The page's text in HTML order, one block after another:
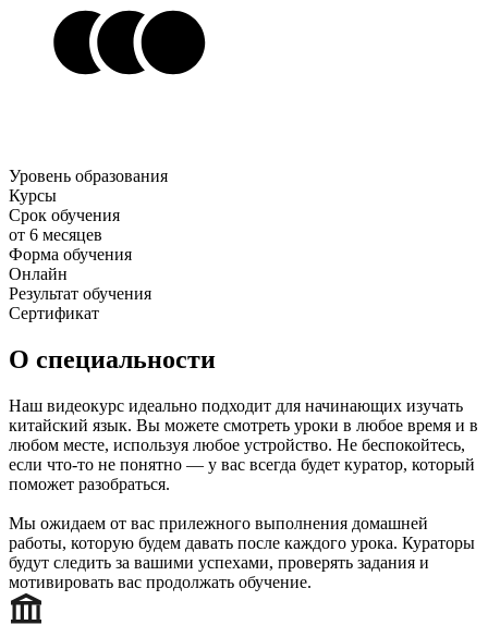
Уровень образования
Курсы
Срок обучения
от 6 месяцев
Форма обучения
Онлайн
Результат обучения
Сертификат
О специальности
Наш видеокурс идеально подходит для начинающих изучать
китайский язык. Вы можете смотреть уроки в любое время и в
любом месте, используя любое устройство. Не беспокойтесь,
если что-то не понятно — у вас всегда будет куратор, который
поможет разобраться.
Мы ожидаем от вас прилежного выполнения домашней
работы, которую будем давать после каждого урока. Кураторы
будут следить за вашими успехами, проверять задания и
мотивировать вас продолжать обучение.